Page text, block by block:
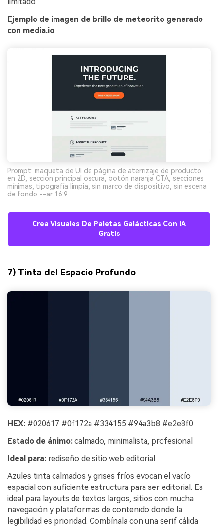
Ejemplo de imagen de brillo de meteorito generado
con media.io
Prompt: maqueta de UI de página de aterrizaje de producto
en 2D, sección principal oscura, botón naranja CTA, secciones
mínimas, tipografía limpia, sin marco de dispositivo, sin escena
de fondo --ar 16:9
Crea Visuales De Paletas Galácticas Con IA
Gratis
7) Tinta del Espacio Profundo
HEX: #020617 #0f172a #334155 #94a3b8 #e2e8f0
Estado de ánimo: calmado, minimalista, profesional
Ideal para: rediseño de sitio web editorial
Azules tinta calmados y grises fríos evocan el vacío
espacial con suficiente estructura para ser editorial. Es
ideal para layouts de textos largos, sitios con mucha
navegación y plataformas de contenido donde la
legibilidad es prioridad. Combínala con una serif cálida